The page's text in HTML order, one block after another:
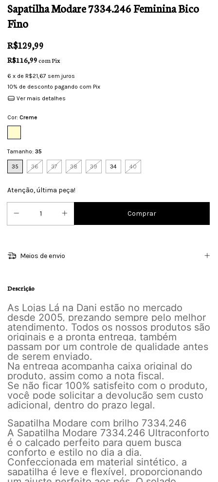
Sapatilha Modare 7334.246 Feminina Bico
Fino
R$129,99
R$116,99comPix
6 x de R$21,67 sem juros
10% de desconto pagando com Pix
Ver mais detalhes
Cor: Creme
Tamanho: 35
35 36 37 38 39 34 40
Atenção, última peça!
Meios de envio
Descrição
As Lojas Lá na Dani estão no mercado
desde 2005, prezando sempre pelo melhor
atendimento. Todos os nossos produtos são
originais e a pronta entrega, também
passam por um controle de qualidade antes
de serem enviado.
Na entrega acompanha caixa original do
produto, assim como a nota fiscal.
Se não ficar 100% satisfeito com o produto,
você pode solicitar a devolução sem custo
adicional, dentro do prazo legal.
Sapatilha Modare com brilho 7334.246
A Sapatilha Modare 7334.246 Ultraconforto
é o calçado perfeito para quem busca
conforto e estilo no dia a dia.
Confeccionada em material sintético, a
sapatilha é leve e flexível, proporcionando